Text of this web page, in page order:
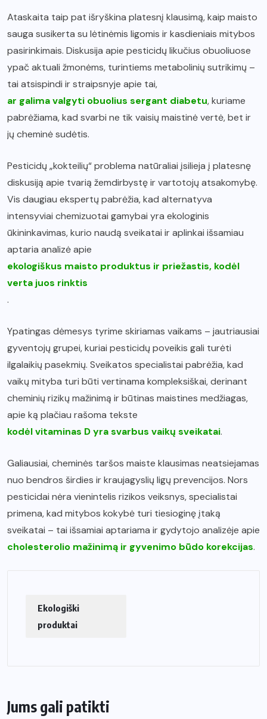
Ataskaita taip pat išryškina platesnį klausimą, kaip maisto
sauga susikerta su lėtinėmis ligomis ir kasdieniais mitybos
pasirinkimais. Diskusija apie pesticidų likučius obuoliuose
ypač aktuali žmonėms, turintiems metabolinių sutrikimų –
tai atsispindi ir straipsnyje apie tai,
ar galima valgyti obuolius sergant diabetu, kuriame
pabrėžiama, kad svarbi ne tik vaisių maistinė vertė, bet ir
jų cheminė sudėtis.
Pesticidų „kokteilių“ problema natūraliai įsilieja į platesnę
diskusiją apie tvarią žemdirbystę ir vartotojų atsakomybę.
Vis daugiau ekspertų pabrėžia, kad alternatyva
intensyviai chemizuotai gamybai yra ekologinis
ūkininkavimas, kurio naudą sveikatai ir aplinkai išsamiau
aptaria analizė apie
ekologiškus maisto produktus ir priežastis, kodėl
verta juos rinktis
.
Ypatingas dėmesys tyrime skiriamas vaikams – jautriausiai
gyventojų grupei, kuriai pesticidų poveikis gali turėti
ilgalaikių pasekmių. Sveikatos specialistai pabrėžia, kad
vaikų mityba turi būti vertinama kompleksiškai, derinant
cheminių rizikų mažinimą ir būtinas maistines medžiagas,
apie ką plačiau rašoma tekste
kodėl vitaminas D yra svarbus vaikų sveikatai.
Galiausiai, cheminės taršos maiste klausimas neatsiejamas
nuo bendros širdies ir kraujagyslių ligų prevencijos. Nors
pesticidai nėra vienintelis rizikos veiksnys, specialistai
primena, kad mitybos kokybė turi tiesioginę įtaką
sveikatai – tai išsamiai aptariama ir gydytojo analizėje apie
cholesterolio mažinimą ir gyvenimo būdo korekcijas.
Ekologiški
produktai
Jums gali patikti